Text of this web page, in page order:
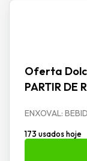
Oferta
PARTIR DE
ENXOVAL:
173 usados hoje